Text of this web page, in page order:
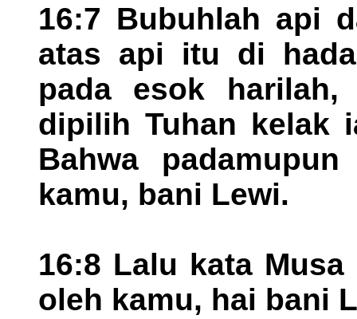
16:7 Bubuhlah api
atas api itu di
pada esok harilah,
dipilih Tuhan kelak
Bahwa
kamu, bani Lewi.
16:8 Lalu kata
oleh kamu, hai bani